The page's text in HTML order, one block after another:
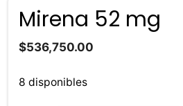
Mirena 52 mg
$536,750.00
8 disponibles